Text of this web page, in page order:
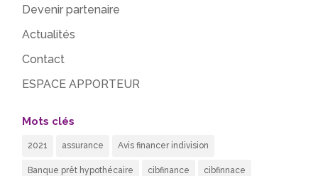
Devenir partenaire
Actualités
Contact
ESPACE APPORTEUR
Mots clés
2021 assurance Avis financer indivision
Banque prêt hypothécaire cibfinance cibfinnace